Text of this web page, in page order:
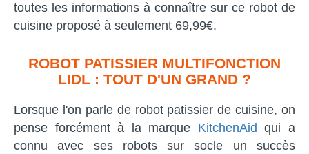
toutes les informations à connaître sur ce robot de
cuisine proposé à seulement 69,99€.
ROBOT PATISSIER MULTIFONCTION
LIDL : TOUT D'UN GRAND ?
Lorsque l'on parle de robot patissier de cuisine, on
pense forcément à la marque KitchenAid qui a
connu avec ses robots sur socle un succès